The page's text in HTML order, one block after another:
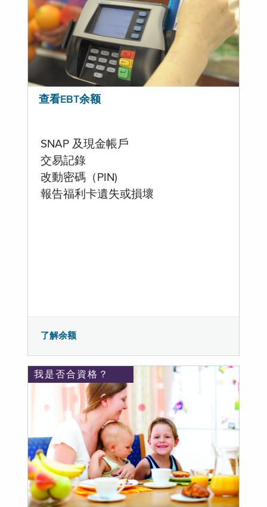
查看EBT余额
SNAP 及現金帳戶
交易記錄
改動密碼（PIN)
報告福利卡遺失或損壞
了解余额
我是否合資格？